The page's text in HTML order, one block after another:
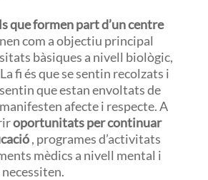
que formen part d’un centre
com a objectiu principal
bàsiques a nivell biològic,
fi és que se sentin recolzats i
que estan envoltats de
afecte i respecte. A
oportunitats per continuar
, programes d’activitats
mèdics a nivell mental i